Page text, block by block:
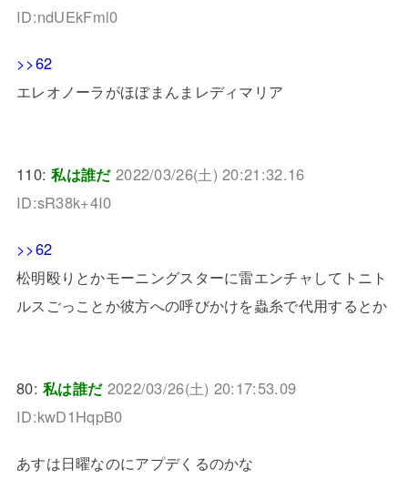
ID:ndUEkFml0
>>62
エレオノーラがほぼまんまレディマリア
110:私は誰だ 2022/03/26(土) 20:21:32.16
ID:sR38k+4I0
>>62
松明殴りとかモーニングスターに雷エンチャしてトニト
ルスごっことか彼方への呼びかけを蟲糸で代用するとか
80:私は誰だ 2022/03/26(土) 20:17:53.09
ID:kwD1HqpB0
あすは日曜なのにアプデくるのかな